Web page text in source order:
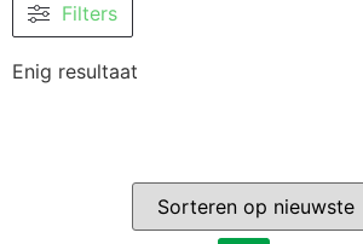
Filters
Enig resultaat